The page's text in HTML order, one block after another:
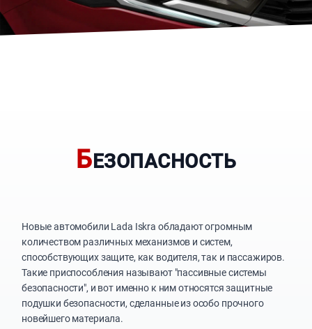
Б ЕЗОПАСНОСТЬ
Новые автомобили Lada Iskra обладают огромным
количеством различных механизмов и систем,
способствующих защите, как водителя, так и пассажиров.
Такие приспособления называют "пассивные системы
безопасности", и вот именно к ним относятся защитные
подушки безопасности, сделанные из особо прочного
новейшего материала.